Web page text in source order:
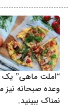
“املت ماهی”
وعده صبحانه نیز
نمناک ببینید.